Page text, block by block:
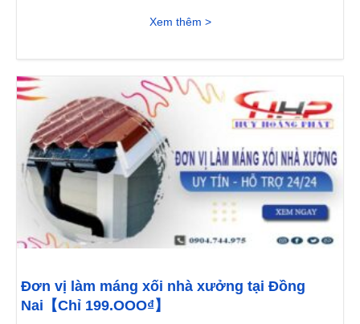
Xem thêm >
Đơn vị làm máng xối nhà xưởng tại Đồng
Nai【Chỉ 199.OOO₫】